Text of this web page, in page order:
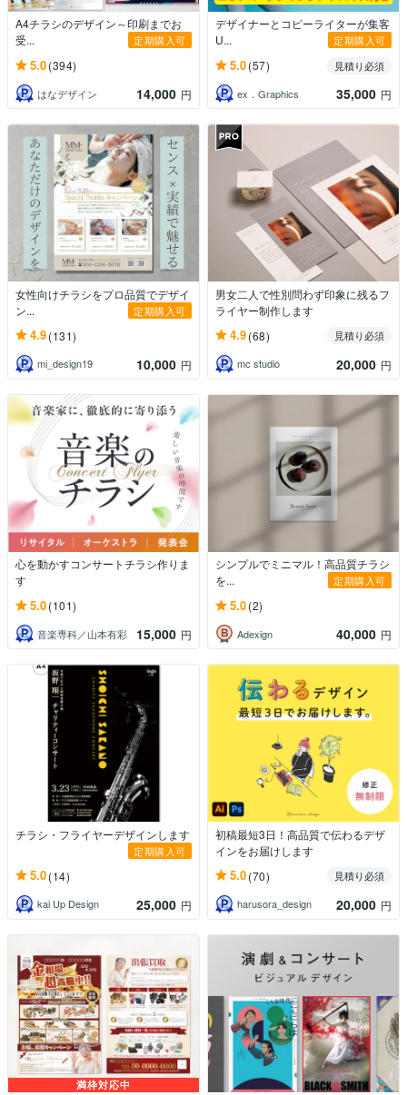
A4チラシのデザイン～印刷までお
受...
定期購入可
5.0(394)
はなデザイン 14,000 円
デザイナーとコピーライターが集客
U...
定期購入可
5.0(57)
見積り必須
ex．Graphics
35,000 円
女性向けチラシをプロ品質でデザイ
ン...
定期購入可
4.9(131)
mi_design19 10,000 円
男女二人で性別問わず印象に残るフ
ライヤー制作します
4.9(68)
見積り必須
mc studio
20,000 円
心を動かすコンサートチラシ作りま
す
5.0(101)
音楽専科／山本有彩 15,000 円
シンプルでミニマル！高品質チラシ
を...
定期購入可
5.0(2)
Adexign 40,000 円
チラシ・フライヤーデザインします
定期購入可
5.0(14)
kai Up Design 25,000 円
初稿最短3日！高品質で伝わるデザ
インをお届けします
5.0(70)
見積り必須
harusora_design
20,000 円
満枠対応中